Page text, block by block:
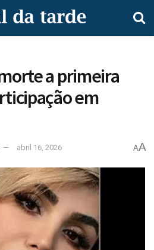
a primeira
em
abril 16, 2026 AA